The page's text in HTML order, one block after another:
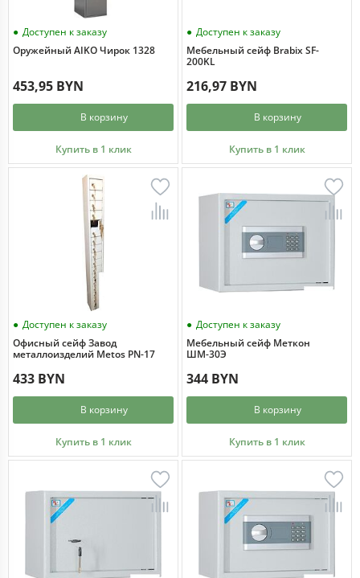
Доступен к заказу
Оружейный AIKO Чирок 1328
453,95 BYN
В корзину
Купить в 1 клик
Доступен к заказу
Мебельный сейф Brabix SF-
200KL
216,97 BYN
В корзину
Купить в 1 клик
Доступен к заказу
Офисный сейф Завод
металлоизделий Metos PN-17
433 BYN
В корзину
Купить в 1 клик
Доступен к заказу
Мебельный сейф Меткон
ШМ-30Э
344 BYN
В корзину
Купить в 1 клик